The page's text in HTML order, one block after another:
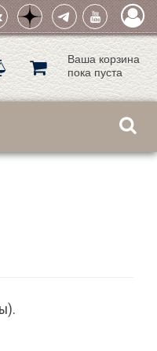
Ваша корзина
пока пуста